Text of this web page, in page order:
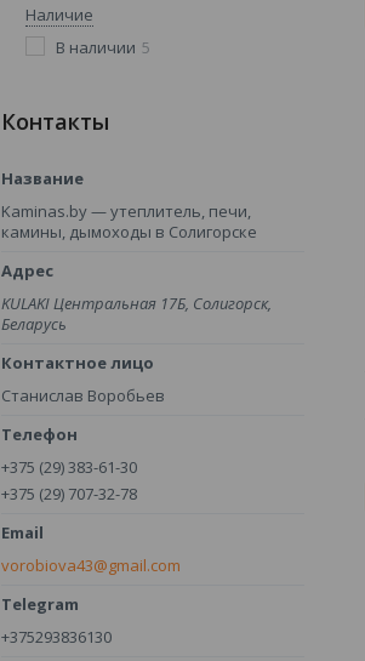
Наличие
В наличии 5
Контакты
Kaminas.by — утеплитель, печи,
камины, дымоходы в Солигорске
KULAKI Центральная 17Б, Солигорск,
Беларусь
Станислав Воробьев
+375 (29) 383-61-30
+375 (29) 707-32-78
vorobiova43@gmail.com
+375293836130